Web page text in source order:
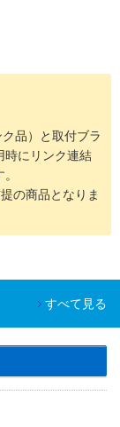
品）と取付ブラ
時にリンク連結
の商品となりま
すべて見る